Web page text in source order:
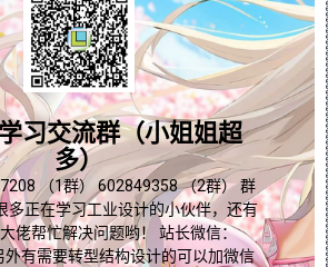
的功能，主要用于模拟视觉效果，特
视觉盲区可能导致危险的产品。此
于渲染或快速生成放射状曲面，提升
过实际操作演示了“视野”工具的基本
择视野位置、目标对象、排除对象，
和使用遮挡物等关键步骤。无论您是
望优化视觉模拟流程的专业人士，本
用指导，助您轻松掌握“视野”工
性与视觉效果！
习交流群（小姐姐超
多）
（1群） 602849358 （2群） 群
多正在学习工业设计的小伙伴，还有
佬帮忙解决问题哟！ 站长微信：
外有需要转型结构设计的可以加微信
答疑♥资料白嫖
有大量学习资料哟~
点我直接加群嘛